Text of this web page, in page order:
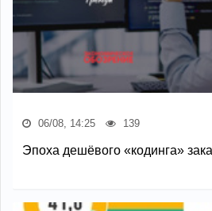
06/08, 14:25 139
Эпоха дешёвого «кодинга»